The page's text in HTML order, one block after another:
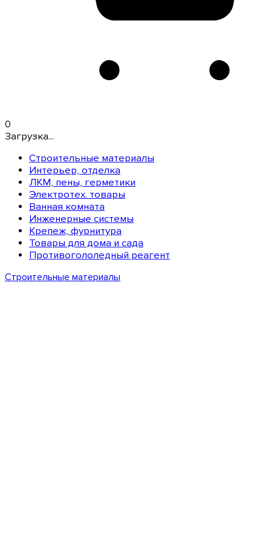
0
Загрузка...
Строительные материалы
Интерьер, отделка
ЛКМ, пены, герметики
Электротех. товары
Ванная комната
Инженерные системы
Крепеж, фурнитура
Товары для дома и сада
Противогололедный реагент
Строительные материалы